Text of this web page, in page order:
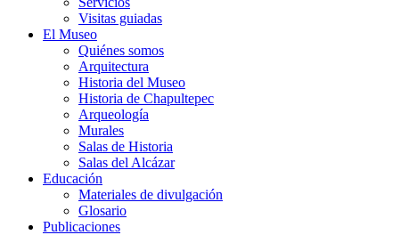
Visitas guiadas
El Museo
Quiénes somos
Arquitectura
Historia del Museo
Historia de Chapultepec
Arqueología
Murales
Salas de Historia
Salas del Alcázar
Educación
Materiales de divulgación
Glosario
Publicaciones